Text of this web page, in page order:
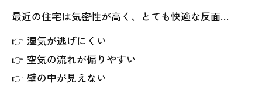
最近の住宅は気密性が高く、とても快適な反面…
👉 湿気が逃げにくい
👉 空気の流れが偏りやすい
👉 壁の中が見えない